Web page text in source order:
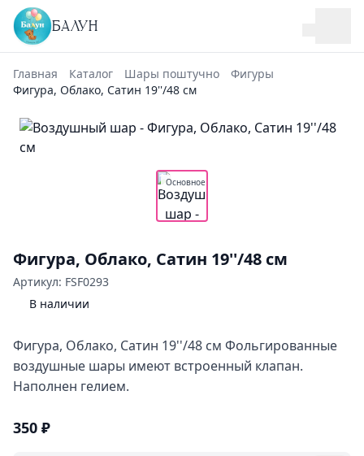
БАЛУН
Главная Каталог Шары поштучно
Фигуры
Фигура, Облако, Сатин 19''/48 см
Основное
Фигура, Облако, Сатин 19''/48 см
Артикул: FSF0293
В наличии
Фигура, Облако, Сатин 19''/48 см Фольгированные
воздушные шары имеют встроенный клапан.
Наполнен гелием.
350 ₽